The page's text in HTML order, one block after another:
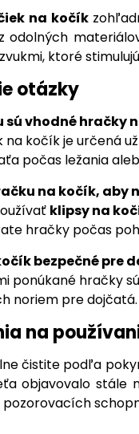
na kočík
odolných
ktoré
otázky
sú vhodné hračky
na kočík je určená
počas ležania
na kočík, aby
klipsy na
hračky počas
bezpečné pre
ponúkané hračky
noriem pre dojčatá.
na
čistite podľa
objavovalo stále
pozorovacích